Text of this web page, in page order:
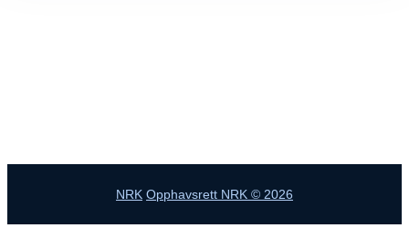
NRK Opphavsrett NRK © 2026